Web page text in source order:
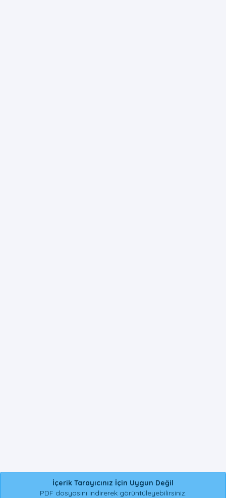
İçerik Tarayıcınız İçin Uygun Değil
PDF dosyasını indirerek görüntüleyebilirsiniz.